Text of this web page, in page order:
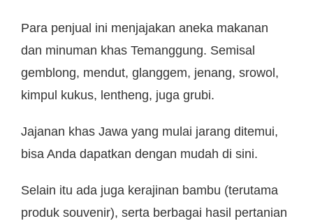
Para penjual ini menjajakan aneka makanan
dan minuman khas Temanggung. Semisal
gemblong, mendut, glanggem, jenang, srowol,
kimpul kukus, lentheng, juga grubi.
Jajanan khas Jawa yang mulai jarang ditemui,
bisa Anda dapatkan dengan mudah di sini.
Selain itu ada juga kerajinan bambu (terutama
produk souvenir), serta berbagai hasil pertanian